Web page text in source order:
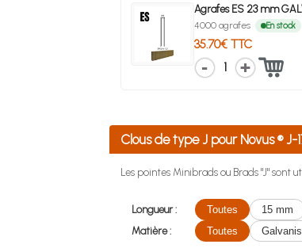
Agrafes ES 23 mm
4000 agrafes En stock
35.70€ TTC
1
Clous de type J pour Novus ®
Les pointes Minibrads ou Brads "J" sont
Longueur : Toutes 15 mm
Matière :
Toutes